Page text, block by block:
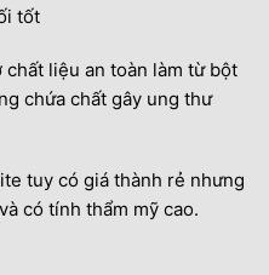
tốt
liệu an toàn làm từ bột
chứa chất gây ung thư
tuy có giá thành rẻ nhưng
có tính thẩm mỹ cao.